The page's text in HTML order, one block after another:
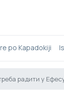
po Kapadokiji
радити у